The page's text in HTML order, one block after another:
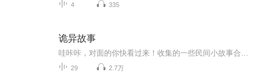
4 335
诡异故事
29 2.7万